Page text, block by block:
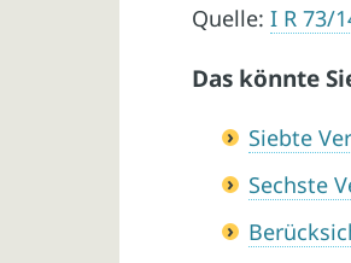
Quelle:I R 73/
Das könnte
Siebte
Sechste